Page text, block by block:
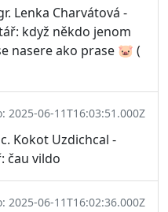
Lenka Charvátová -
když někdo jenom
nasere ako prase 🐷 (
2025-06-11T16:03:51.000Z
Kokot Uzdichcal -
čau vildo
2025-06-11T16:02:36.000Z